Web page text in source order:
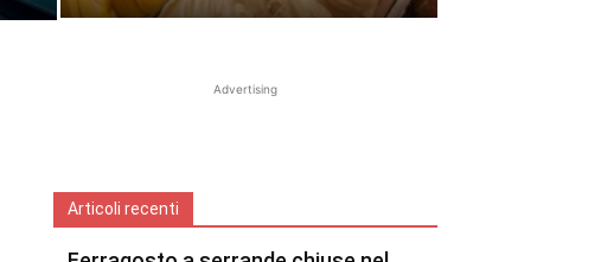
Advertising
Articoli recenti